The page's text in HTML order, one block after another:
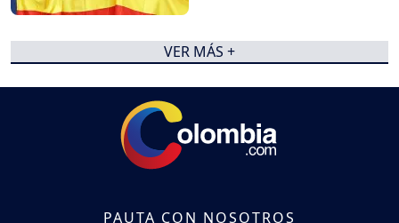
VER MÁS +
PAUTA CON NOSOTROS